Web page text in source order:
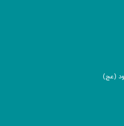
(عج)